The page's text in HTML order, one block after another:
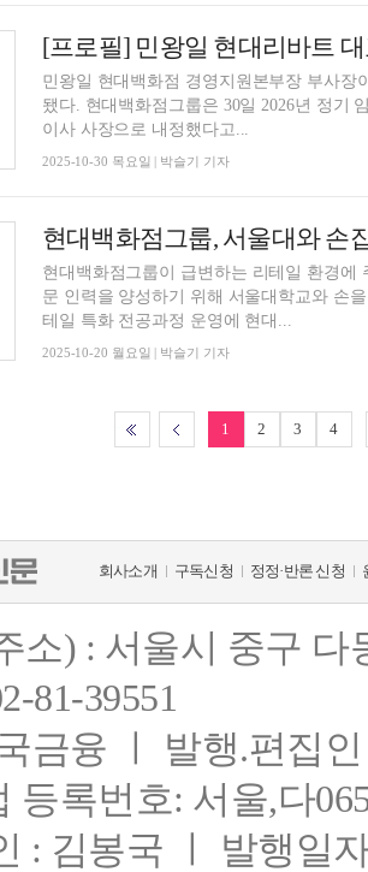
[프로필] 민왕일 현대리바트
민왕일 현대백화점 경영지원본부장 부사
됐다. 현대백화점그룹은 30일 2026년 정기 임원인사를 통해 민왕일 부사장을 현대리바트 대표
이사 사장으로 내정했다고...
2025-10-30 목요일 | 박슬기 기자
현대백화점그룹, 서울대와 손
현대백화점그룹이 급변하는 리테일 환경
문 인력을 양성하기 위해 서울대학교와 손
테일 특화 전공과정 운영에 현대...
2025-10-20 월요일 | 박슬기 기자
1 2 3 4
회사소개 구독신청 정정·반론 신청
소) : 서울시 중구
81-39551
금융 ㅣ 발행.편집
등록번호: 서울,다
: 김봉국 ㅣ 발행일